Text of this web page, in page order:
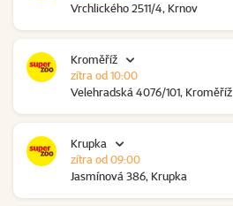
Vrchlického 2511/4, Krnov
Kroměříž
Velehradská 4076/101, Kroměříž
zítra od 10:00
Krupka
Jasmínová 386, Krupka
zítra od 09:00